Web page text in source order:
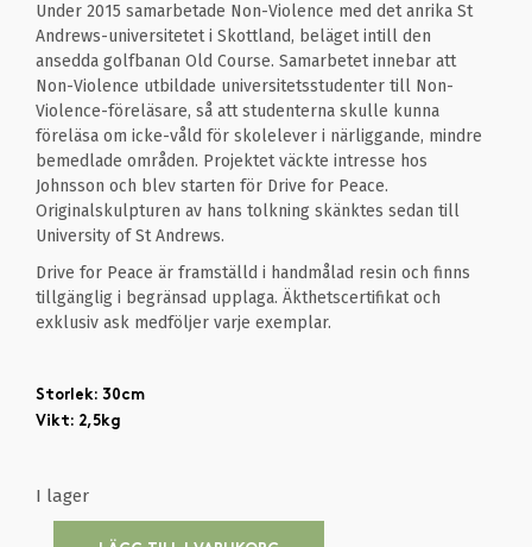
Under 2015 samarbetade Non-Violence med det anrika St
Andrews-universitetet i Skottland, beläget intill den
ansedda golfbanan Old Course. Samarbetet innebar att
Non-Violence utbildade universitetsstudenter till Non-
Violence-föreläsare, så att studenterna skulle kunna
föreläsa om icke-våld för skolelever i närliggande, mindre
bemedlade områden. Projektet väckte intresse hos
Johnsson och blev starten för Drive for Peace.
Originalskulpturen av hans tolkning skänktes sedan till
University of St Andrews.
Drive for Peace är framställd i handmålad resin och finns
tillgänglig i begränsad upplaga. Äkthetscertifikat och
exklusiv ask medföljer varje exemplar.
Storlek: 30cm
Vikt: 2,5kg
I lager